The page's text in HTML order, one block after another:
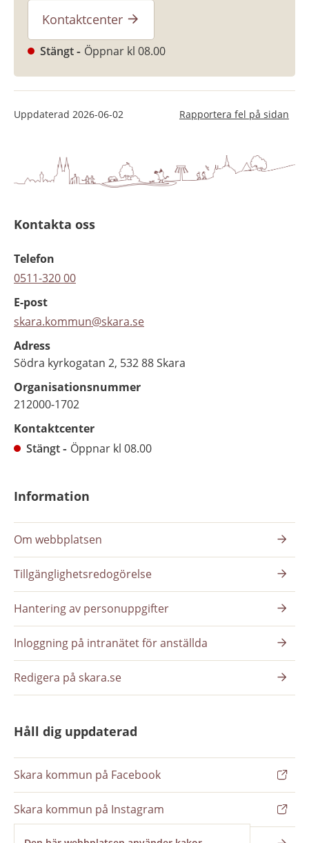
Kontaktcenter
Stängt Öppnar kl 08.00
Uppdaterad 2026-06-02 Rapportera fel på sidan
Kontakta oss
Telefon
0511-320 00
E-post
skara.kommun@skara.se
Adress
Södra kyrkogatan 2, 532 88 Skara
Organisationsnummer
212000-1702
Kontaktcenter
Stängt
Öppnar kl 08.00
Information
Om webbplatsen
Tillgänglighetsredogörelse
Hantering av personuppgifter
Inloggning på intranätet för anställda
Redigera på skara.se
Håll dig uppdaterad
Skara kommun på Facebook
Skara kommun på Instagram